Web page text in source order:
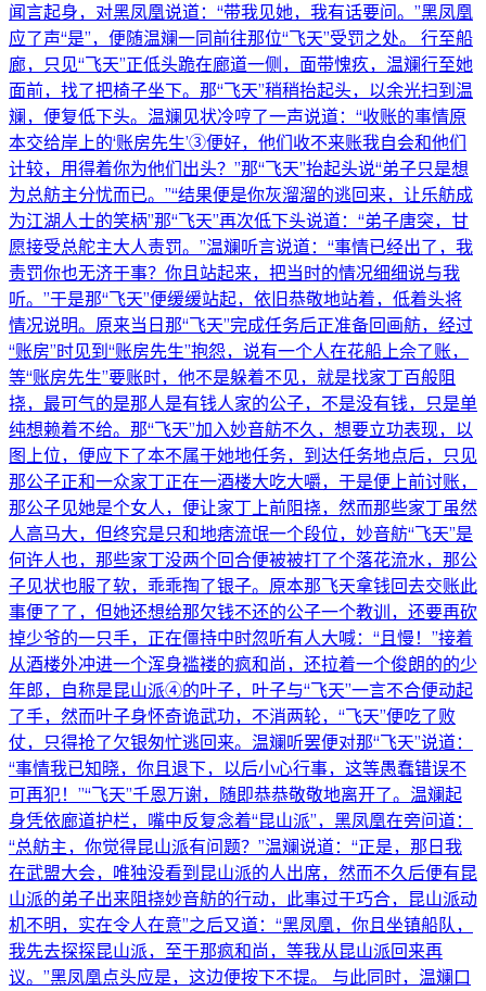
闻言起身，对黑凤凰说道：“带我见她，我有话要问。”黑凤凰
应了声“是”，便随温斓一同前往那位“飞天”受罚之处。 行至船
廊，只见“飞天”正低头跪在廊道一侧，面带愧疚，温斓行至她
面前，找了把椅子坐下。那“飞天”稍稍抬起头，以余光扫到温
斓，便复低下头。温斓见状冷哼了一声说道：“收账的事情原
本交给岸上的‘账房先生’③便好，他们收不来账我自会和他们
计较，用得着你为他们出头？”那“飞天”抬起头说“弟子只是想
为总舫主分忧而已。”“结果便是你灰溜溜的逃回来，让乐舫成
为江湖人士的笑柄”那“飞天”再次低下头说道：“弟子唐突，甘
愿接受总舵主大人责罚。”温斓听言说道：“事情已经出了，我
责罚你也无济于事？你且站起来，把当时的情况细细说与我
听。”于是那“飞天”便缓缓站起，依旧恭敬地站着，低着头将
情况说明。原来当日那“飞天”完成任务后正准备回画舫，经过
“账房”时见到“账房先生”抱怨，说有一个人在花船上佘了账，
等“账房先生”要账时，他不是躲着不见，就是找家丁百般阻
挠，最可气的是那人是有钱人家的公子，不是没有钱，只是单
纯想赖着不给。那“飞天”加入妙音舫不久，想要立功表现，以
图上位，便应下了本不属于她地任务，到达任务地点后，只见
那公子正和一众家丁正在一酒楼大吃大嚼，于是便上前讨账，
那公子见她是个女人，便让家丁上前阻挠，然而那些家丁虽然
人高马大，但终究是只和地痞流氓一个段位，妙音舫“飞天”是
何许人也，那些家丁没两个回合便被被打了个落花流水，那公
子见状也服了软，乖乖掏了银子。原本那飞天拿钱回去交账此
事便了了，但她还想给那欠钱不还的公子一个教训，还要再砍
掉少爷的一只手，正在僵持中时忽听有人大喊：“且慢！”接着
从酒楼外冲进一个浑身褴褛的疯和尚，还拉着一个俊朗的的少
年郎，自称是昆山派④的叶子，叶子与“飞天”一言不合便动起
了手，然而叶子身怀奇诡武功，不消两轮，“飞天”便吃了败
仗，只得抢了欠银匆忙逃回来。温斓听罢便对那“飞天”说道：
“事情我已知晓，你且退下，以后小心行事，这等愚蠢错误不
可再犯！”“飞天”千恩万谢，随即恭恭敬敬地离开了。温斓起
身凭依廊道护栏，嘴中反复念着“昆山派”，黑凤凰在旁问道：
“总舫主，你觉得昆山派有问题？”温斓说道：“正是，那日我
在武盟大会，唯独没看到昆山派的人出席，然而不久后便有昆
山派的弟子出来阻挠妙音舫的行动，此事过于巧合，昆山派动
机不明，实在令人在意”之后又道：“黑凤凰，你且坐镇船队，
我先去探探昆山派，至于那疯和尚，等我从昆山派回来再
议。”黑凤凰点头应是，这边便按下不提。 与此同时，温斓口